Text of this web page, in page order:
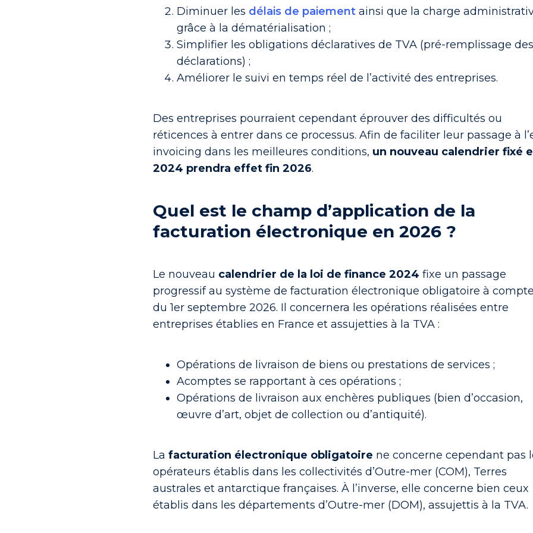
Diminuer les délais de paiement ainsi que la charge
grâce à la dématérialisation ;
Simplifier les obligations déclaratives de TVA (pré-remplissage des
déclarations) ;
Améliorer le suivi en temps réel de l’activité des entreprises.
Des entreprises pourraient cependantéprouver des difficultés ou
réticences à entrer dans ce processus. Afin de faciliter leur passage à
invoicing dans les meilleures conditions, un nouveau calendrier fixé
2024 prendra effet fin 2026.
Quel est le champ d’application de la
facturation électronique en 2026 ?
Le nouveau calendrier de la loi de finance 2024 fixe un passage
progressif au système de facturation électronique obligatoire à
du 1er septembre 2026. Il concernera les opérations réalisées entre
entreprises établies en France et assujetties à la TVA :
Opérations de livraison de biens ou prestations de services ;
Acomptes se rapportant à ces opérations ;
Opérations de livraison aux enchères publiques (bien d’occasion,
œuvre d’art, objet de collection ou d’antiquité).
Lafacturation électronique obligatoire ne concerne cependant pas
opérateurs établis dans les collectivités d’Outre-mer (COM), Terres
australes et antarctique françaises. À l’inverse, elle concerne bien ceux
établis dans les départements d’Outre-mer (DOM), assujettis à la TVA.